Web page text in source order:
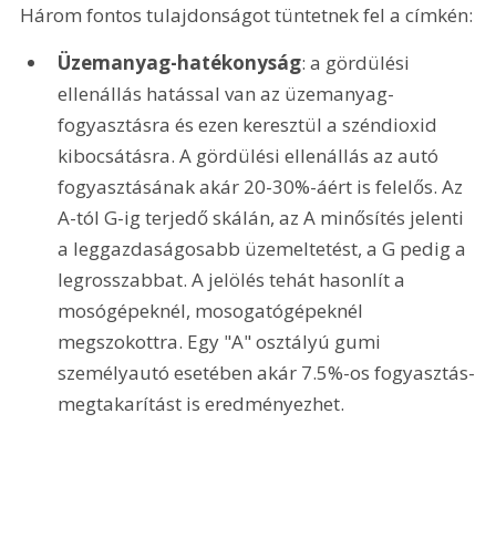
Három fontos tulajdonságot tüntetnek fel a címkén:
Üzemanyag-hatékonyság: a gördülési
ellenállás hatással van az üzemanyag-
fogyasztásra és ezen keresztül a széndioxid
kibocsátásra. A gördülési ellenállás az autó
fogyasztásának akár 20-30%-áért is felelős. Az
A-tól G-ig terjedő skálán, az A minősítés jelenti
a leggazdaságosabb üzemeltetést, a G pedig a
legrosszabbat. A jelölés tehát hasonlít a
mosógépeknél, mosogatógépeknél
megszokottra. Egy "A" osztályú gumi
személyautó esetében akár 7.5%-os fogyasztás-
megtakarítást is eredményezhet.